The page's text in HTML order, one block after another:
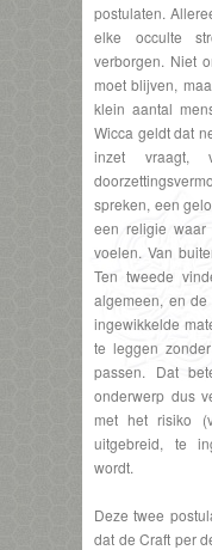
postulaten.
elke occulte
verborgen. Niet
moet blijven,
klein aantal
Wicca geldt dat
inzet vraagt,
spreken, een
een religie
voelen. Van
Ten tweede
algemeen, en
ingewikkelde
te leggen
passen. Dat
onderwerp dus
met het risiko
uitgebreid, te
wordt.
Deze twee
dat de Craft per